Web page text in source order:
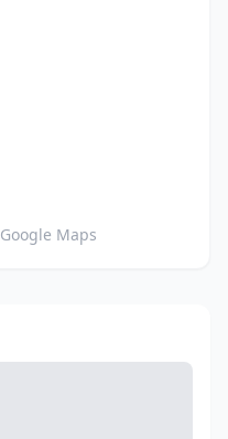
Google Maps